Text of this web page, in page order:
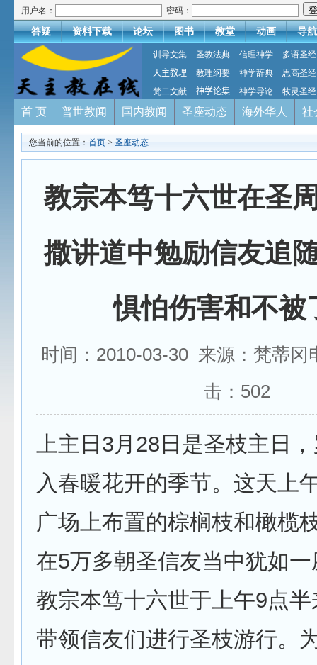
用户名： 密码：
答疑 资料下载 论坛 图书 教堂 动画 导航
训导文集 圣教法典 信理神学
多语圣经
天主教理
教理纲要 神学辞典
思高圣经
梵二文献
神学论集 神学导论 牧灵圣经
首 页 普世教闻 国内教闻 圣座动态 海外华人 社
您当前的位置： 首页 > 圣座动态
教宗本笃十六世在圣
撒讲道中勉励信友追
惧怕伤害和不被
时间：2010-03-30 来源：梵蒂
击： 502
上主日3月28日是圣枝主日
入春暖花开的季节。这天上
广场上布置的棕榈枝和橄榄
在5万多朝圣信友当中犹如
教宗本笃十六世于上午9点
带领信友们进行圣枝游行。